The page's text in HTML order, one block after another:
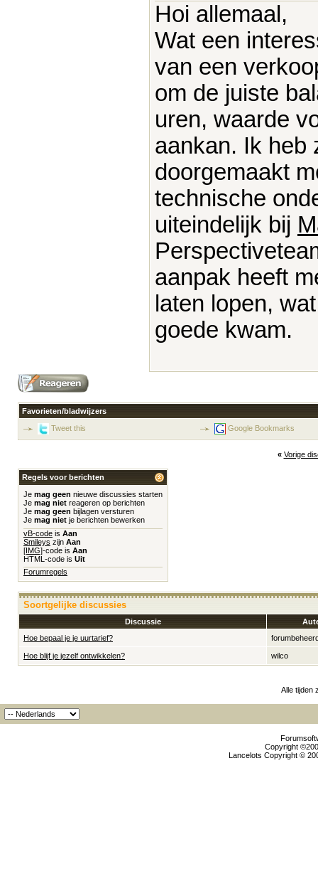
Hoi allemaal,
Wat een
van een
om de juiste
uren, waarde
aankan. Ik heb
doorgemaakt
technische
uiteindelijk bij
aanpak heeft
laten lopen,
goede kwam.
Favorieten/bladwijzers
Tweet this
Google Bookmarks
« Vorige
Regels voor berichten
Je mag geen nieuwe discussies starten
Je mag niet reageren op berichten
Je mag geen bijlagen versturen
Je mag niet je berichten bewerken
vB-code is Aan
Smileys zijn Aan
[IMG]-code is Aan
HTML-code is Uit
Forumregels
Soortgelijke discussies
Discussie
Hoe bepaal je je uurtarief?
Hoe blijf je jezelf ontwikkelen? wilco
Alle tijden
Copyright
Lancelots Copyright ©